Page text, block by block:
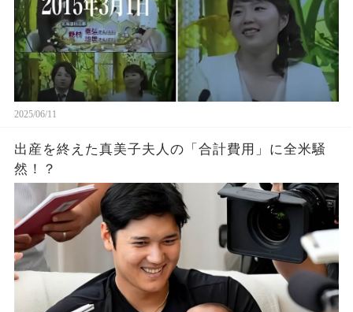
2025/06/11
出産を終えた真美子夫人の「合計費用」に全米騒
然！？